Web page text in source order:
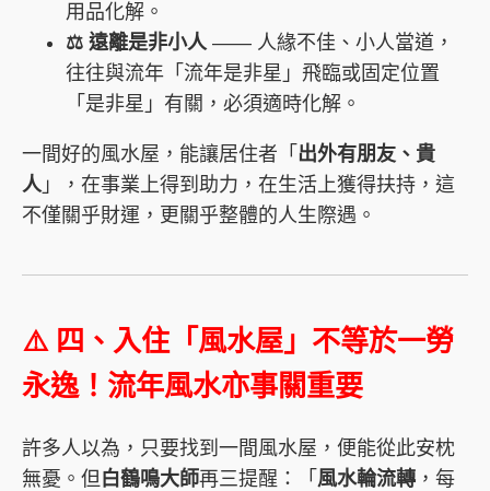
用品化解。
⚖️ 遠離是非小人—— 人緣不佳、小人當道，
往往與流年「流年是非星」飛臨或固定位置
「是非星」有關，必須適時化解。
一間好的風水屋，能讓居住者「 出外有朋友、貴
人」，在事業上得到助力，在生活上獲得扶持，這
不僅關乎財運，更關乎整體的人生際遇。
⚠️ 四、入住「風水屋」不等於一勞
永逸！流年風水亦事關重要
許多人以為，只要找到一間風水屋，便能從此安枕
無憂。但 白鶴鳴大師再三提醒：「 風水輪流轉 ，每